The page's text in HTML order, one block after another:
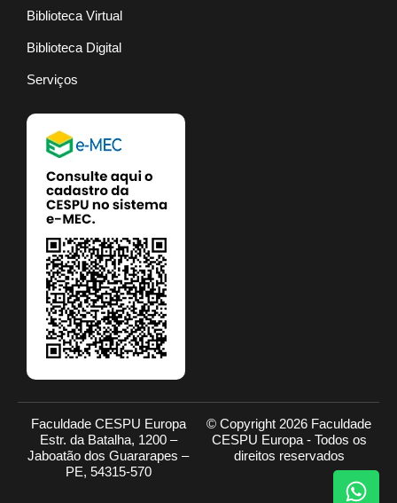
Biblioteca Virtual
Biblioteca Digital
Serviços
Faculdade CESPU Europa
Estr. da Batalha, 1200 –
Jaboatão dos Guararapes –
PE, 54315-570
© Copyright 2026 Faculdade
CESPU Europa - Todos os
direitos reservados